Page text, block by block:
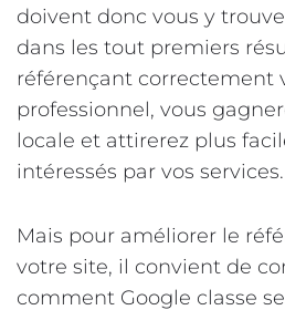
doivent donc vous y
dans les tout premiers
référençant correctement
professionnel, vous
locale et attirerez plus
intéressés par vos services.
Mais pour améliorer le
votre site, il convient de
comment Google classe